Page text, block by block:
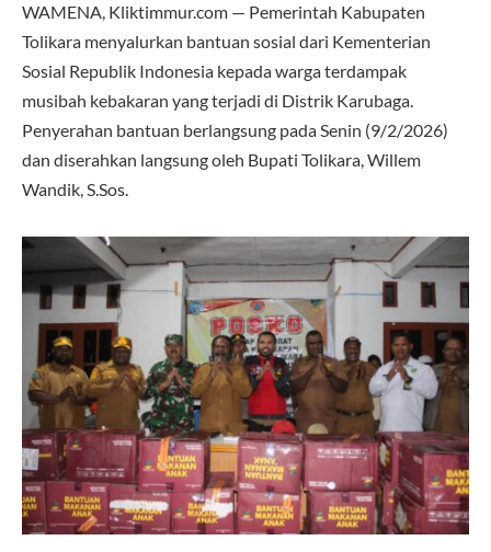
WAMENA, Kliktimmur.com — Pemerintah Kabupaten
Tolikara menyalurkan bantuan sosial dari Kementerian
Sosial Republik Indonesia kepada warga terdampak
musibah kebakaran yang terjadi di Distrik Karubaga.
Penyerahan bantuan berlangsung pada Senin (9/2/2026)
dan diserahkan langsung oleh Bupati Tolikara, Willem
Wandik, S.Sos.